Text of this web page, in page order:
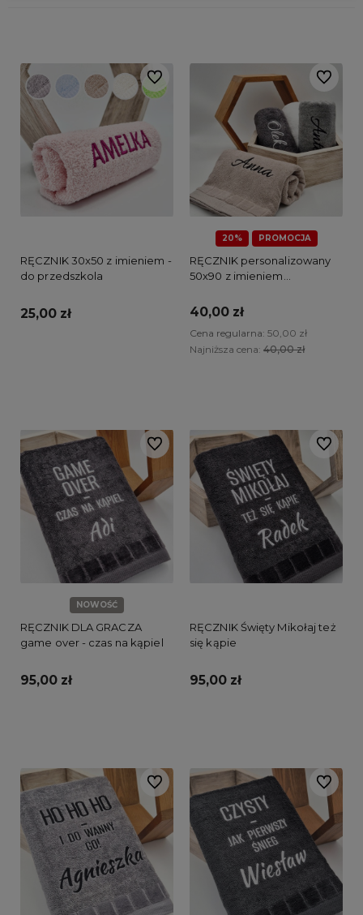
RĘCZNIK 30x50 z imieniem -
do przedszkola
25,00 zł
Do ulubionych
20% PROMOCJA
RĘCZNIK personalizowany
50x90 z imieniem
40,00 zł
Cena regularna: 50,00 zł
Najniższa cena: 40,00 zł
Do
NOWOŚĆ
RĘCZNIK DLA GRACZA
game over - czas na kąpiel
95,00 zł
Do ulubionych
RĘCZNIK Święty Mikołaj też
się kąpie
95,00 zł
Do
Do ulubionych Do